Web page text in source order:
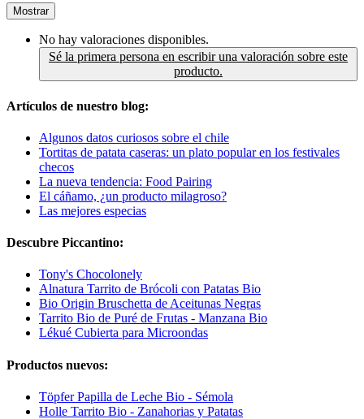
Mostrar
No hay valoraciones disponibles.
Sé la primera persona en escribir una valoración sobre este
producto.
Artículos de nuestro blog:
Algunos datos curiosos sobre el chile
Tortitas de patata caseras: un plato popular en los festivales
checos
La nueva tendencia: Food Pairing
El cáñamo, ¿un producto milagroso?
Las mejores especias
Descubre Piccantino:
Tony's Chocolonely
Alnatura Tarrito de Brócoli con Patatas Bio
Bio Origin Bruschetta de Aceitunas Negras
Tarrito Bio de Puré de Frutas - Manzana Bio
Lékué Cubierta para Microondas
Productos nuevos:
Töpfer Papilla de Leche Bio - Sémola
Holle Tarrito Bio - Zanahorias y Patatas